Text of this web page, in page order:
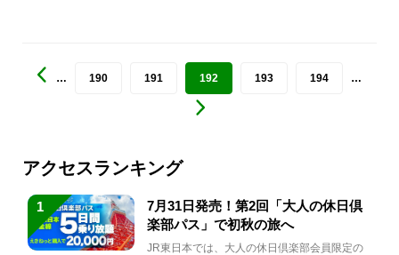
… 190 191 192 193 194 …
アクセスランキング
1
7月31日発売！第2回「大人の休日倶
楽部パス」で初秋の旅へ
JR東日本では、大人の休日倶楽部会員限定の